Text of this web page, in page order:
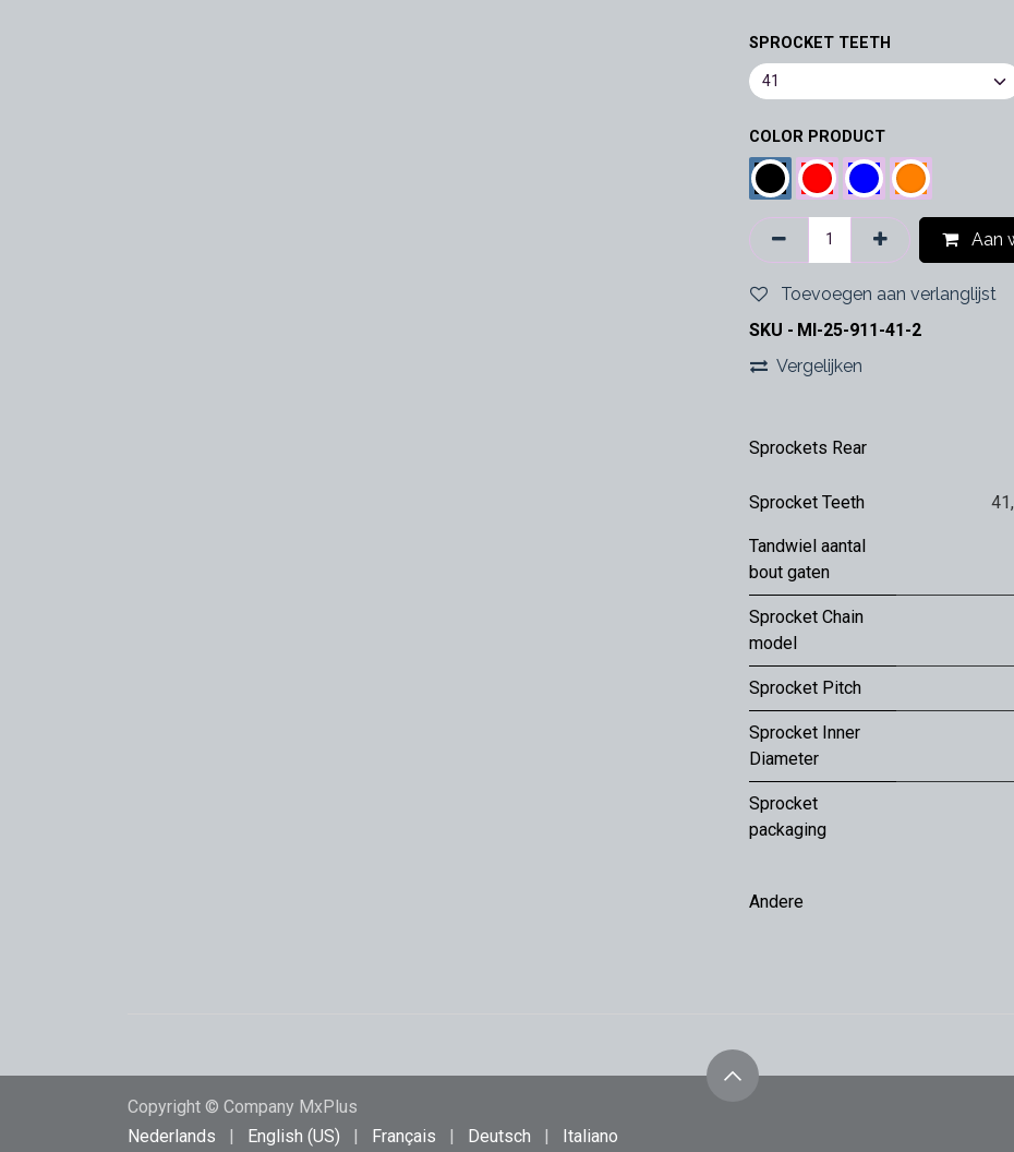
SPROCKET TEETH
COLOR PRODUCT
Aan
Toevoegen aan verlanglijst
SKU - MI-25-911-41-2
Vergelijken
Sprockets Rear
Sprocket Teeth 41,
Tandwiel aantal
bout gaten
Sprocket Chain
model
Sprocket Pitch
Sprocket Inner
Diameter
Sprocket
packaging
Andere
Copyright © Company MxPlus
Nederlands
| English (US) | Français | Deutsch | Italiano